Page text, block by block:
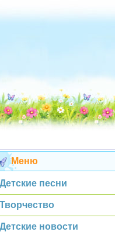
Меню
Детские песни
Творчество
Детские новости